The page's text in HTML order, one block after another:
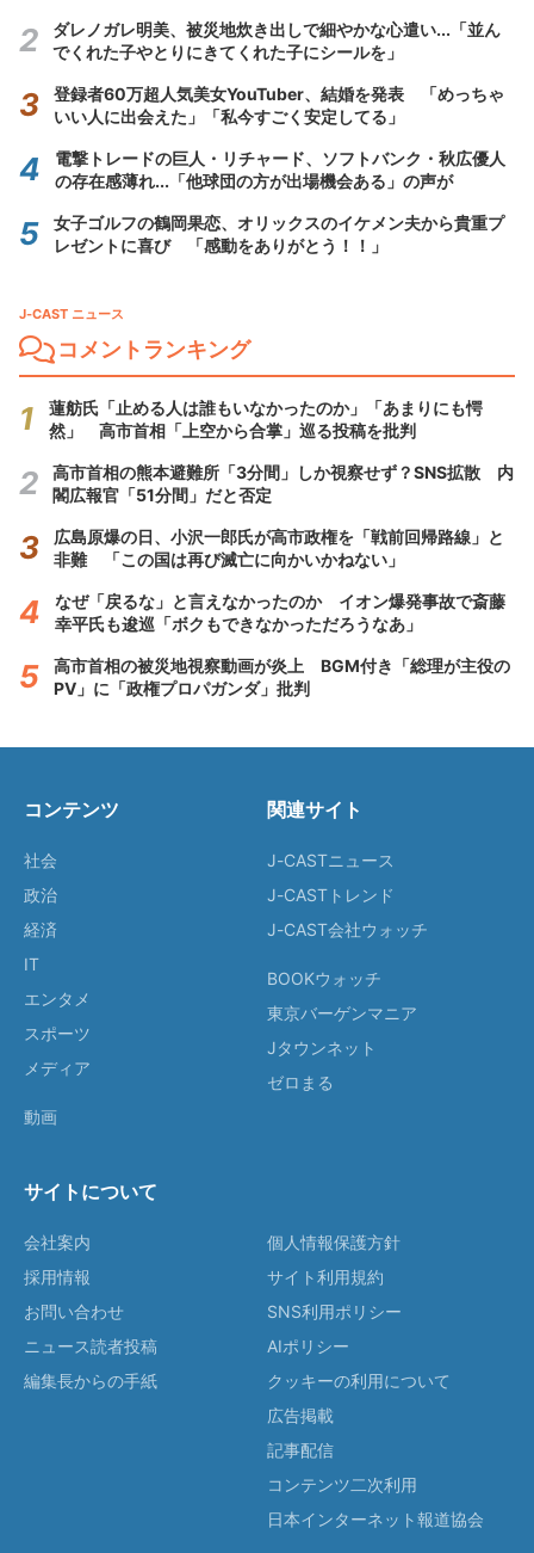
ダレノガレ明美、被災地炊き出しで細やかな心遣い...「並ん
でくれた子やとりにきてくれた子にシールを」
登録者60万超人気美女YouTuber、結婚を発表 「めっちゃ
いい人に出会えた」「私今すごく安定してる」
電撃トレードの巨人・リチャード、ソフトバンク・秋広優人
の存在感薄れ...「他球団の方が出場機会ある」の声が
女子ゴルフの鶴岡果恋、オリックスのイケメン夫から貴重プ
レゼントに喜び 「感動をありがとう！！」
J-CAST ニュース
コメントランキング
蓮舫氏「止める人は誰もいなかったのか」「あまりにも愕
然」 高市首相「上空から合掌」巡る投稿を批判
高市首相の熊本避難所「3分間」しか視察せず？SNS拡散 内
閣広報官「51分間」だと否定
広島原爆の日、小沢一郎氏が高市政権を「戦前回帰路線」と
非難 「この国は再び滅亡に向かいかねない」
なぜ「戻るな」と言えなかったのか イオン爆発事故で斎藤
幸平氏も逡巡「ボクもできなかっただろうなあ」
高市首相の被災地視察動画が炎上 BGM付き「総理が主役の
PV」に「政権プロパガンダ」批判
コンテンツ
社会
政治
経済
IT
エンタメ
スポーツ
メディア
動画
関連サイト
J-CASTニュース
J-CASTトレンド
J-CAST会社ウォッチ
BOOKウォッチ
東京バーゲンマニア
Jタウンネット
ゼロまる
サイトについて
会社案内
採用情報
お問い合わせ
ニュース読者投稿
編集長からの手紙
個人情報保護方針
サイト利用規約
SNS利用ポリシー
AIポリシー
クッキーの利用について
広告掲載
記事配信
コンテンツ二次利用
日本インターネット報道協会